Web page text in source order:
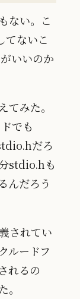
ない。こ
てないこ
いいのか
みた。
でも
だろ
stdio.hも
んだろう
されてい
ルードフ
れるの